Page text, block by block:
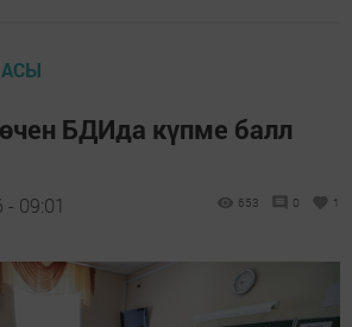
БДИда күпме балл
09:01 653 0 1